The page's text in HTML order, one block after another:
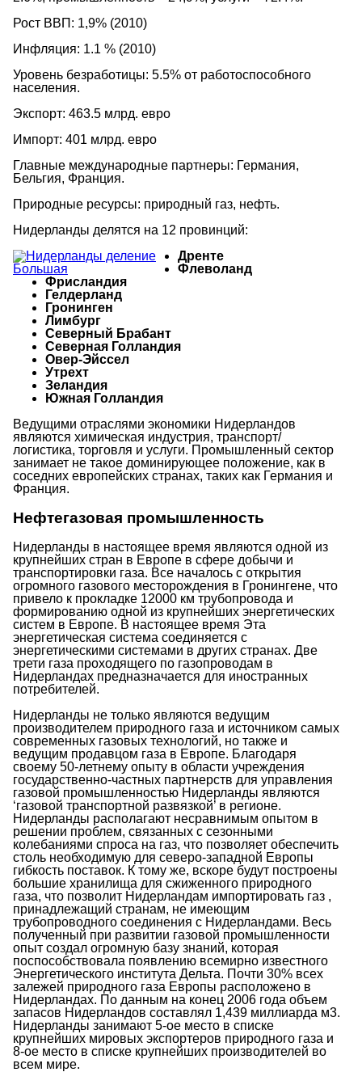
Рост ВВП: 1,9% (2010)
Инфляция: 1.1 % (2010)
Уровень безработицы: 5.5% от работоспособного
населения.
Экспорт: 463.5 млрд. евро
Импорт: 401 млрд. евро
Главные международные партнеры: Германия,
Бельгия, Франция.
Природные ресурсы: природный газ, нефть.
Нидерланды делятся на 12 провинций:
Дренте
Флеволанд
Фрисландия
Гелдерланд
Гронинген
Лимбург
Северный Брабант
Северная Голландия
Овер-Эйссел
Утрехт
Зеландия
Южная Голландия
Ведущими отраслями экономики Нидерландов
являются химическая индустрия, транспорт/
логистика, торговля и услуги. Промышленный сектор
занимает не такое доминирующее положение, как в
соседних европейских странах, таких как Германия и
Франция.
Нефтегазовая промышленность
Нидерланды в настоящее время являются одной из
крупнейших стран в Европе в сфере добычи и
транспортировки газа. Все началось с открытия
огромного газового месторождения в Гронингене, что
привело к прокладке 12000 км трубопровода и
формированию одной из крупнейших энергетических
систем в Европе. В настоящее время Эта
энергетическая система соединяется с
энергетическими системами в других странах. Две
трети газа проходящего по газопроводам в
Нидерландах предназначается для иностранных
потребителей.
Нидерланды не только являются ведущим
производителем природного газа и источником самых
современных газовых технологий, но также и
ведущим продавцом газа в Европе. Благодаря
своему 50-летнему опыту в области учреждения
государственно-частных партнерств для управления
газовой промышленностью Нидерланды являются
‘газовой транспортной развязкой’ в регионе.
Нидерланды располагают несравнимым опытом в
решении проблем, связанных с сезонными
колебаниями спроса на газ, что позволяет обеспечить
столь необходимую для северо-западной Европы
гибкость поставок. К тому же, вскоре будут построены
большие хранилища для сжиженного природного
газа, что позволит Нидерландам импортировать газ ,
принадлежащий странам, не имеющим
трубопроводного соединения с Нидерландами. Весь
полученный при развитии газовой промышленности
опыт создал огромную базу знаний, которая
поспособствовала появлению всемирно известного
Энергетического института Дельта. Почти 30% всех
залежей природного газа Европы расположено в
Нидерландах. По данным на конец 2006 года объем
запасов Нидерландов составлял 1,439 миллиарда м3.
Нидерланды занимают 5-ое место в списке
крупнейших мировых экспортеров природного газа и
8-ое место в списке крупнейших производителей во
всем мире.